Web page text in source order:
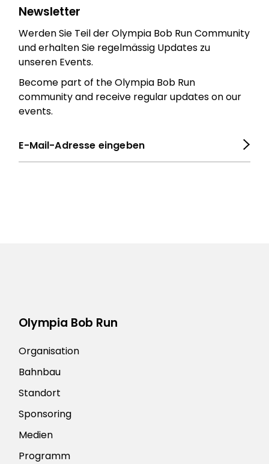
Newsletter
Werden Sie Teil der Olympia Bob Run Community
und erhalten Sie regelmässig Updates zu
unseren Events.
Become part of the Olympia Bob Run
community and receive regular updates on our
events.
Olympia Bob Run
Organisation
Bahnbau
Standort
Sponsoring
Medien
Programm